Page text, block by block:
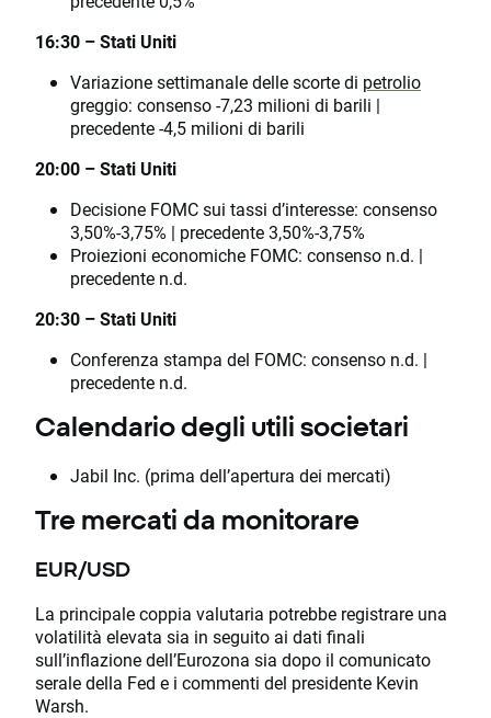
16:30 – Stati Uniti
Variazione settimanale delle scorte di petrolio
greggio: consenso -7,23 milioni di barili |
precedente -4,5 milioni di barili
20:00 – Stati Uniti
Decisione FOMC sui tassi d’interesse: consenso
3,50%-3,75% | precedente 3,50%-3,75%
Proiezioni economiche FOMC: consenso n.d. |
precedente n.d.
20:30 – Stati Uniti
Conferenza stampa del FOMC: consenso n.d. |
precedente n.d.
Calendario degli utili societari
Jabil Inc. (prima dell’apertura dei mercati)
Tre mercati da monitorare
EUR/USD
La principale coppia valutaria potrebbe registrare una
volatilità elevata sia in seguito ai dati finali
sull’inflazione dell’Eurozona sia dopo il comunicato
serale della Fed e i commenti del presidente Kevin
Warsh.